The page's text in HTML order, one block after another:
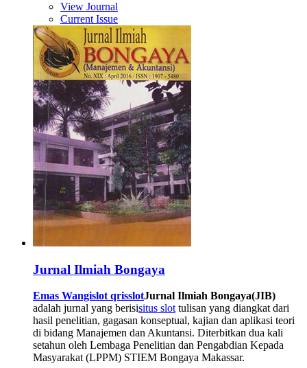
View Journal
Current Issue
Jurnal Ilmiah Bongaya
Emas Wangislot qrisslotJurnal Ilmiah Bongaya(JIB)
adalah jurnal yang berisisitus slottulisan yang diangkat dari
hasil penelitian, gagasan konseptual, kajian dan aplikasi teori
di bidang Manajemen dan Akuntansi. Diterbitkan dua kali
setahun oleh Lembaga Penelitian dan Pengabdian Kepada
Masyarakat (LPPM) STIEM Bongaya Makassar.